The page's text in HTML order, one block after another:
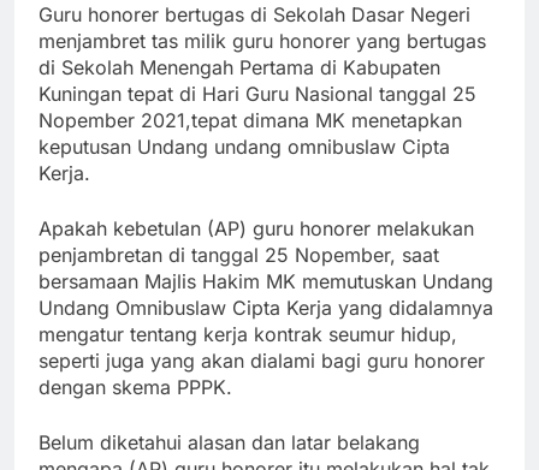
Guru honorer bertugas di Sekolah Dasar Negeri
menjambret tas milik guru honorer yang bertugas
di Sekolah Menengah Pertama di Kabupaten
Kuningan tepat di Hari Guru Nasional tanggal 25
Nopember 2021,tepat dimana MK menetapkan
keputusan Undang undang omnibuslaw Cipta
Kerja.
Apakah kebetulan (AP) guru honorer melakukan
penjambretan di tanggal 25 Nopember, saat
bersamaan Majlis Hakim MK memutuskan Undang
Undang Omnibuslaw Cipta Kerja yang didalamnya
mengatur tentang kerja kontrak seumur hidup,
seperti juga yang akan dialami bagi guru honorer
dengan skema PPPK.
Belum diketahui alasan dan latar belakang